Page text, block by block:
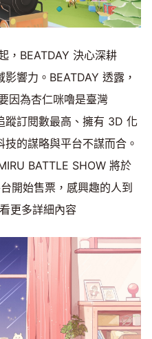
，BEATDAY 決心深耕
響力。BEATDAY 透露，
因為杏仁咪嚕是臺灣
蹤訂閱數最高、擁有 3D 化
的謀略與平台不謀而合。
BATTLE SHOW 將於
開始售票，感興趣的人到
看更多詳細內容